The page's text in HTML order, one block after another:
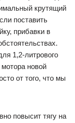
крутящий
поставить
прибавки в
1,2-литрового
мотора новой
от того, что мы
повысит тягу на